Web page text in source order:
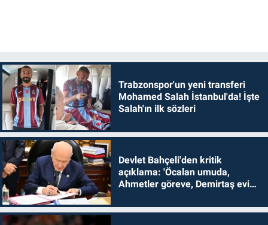
Trabzonspor'un yeni transferi
Mohamed Salah İstanbul'da! İşte
Salah'ın ilk sözleri
Devlet Bahçeli'den kritik
açıklama: 'Öcalan umuda,
Ahmetler göreve, Demirtaş evine